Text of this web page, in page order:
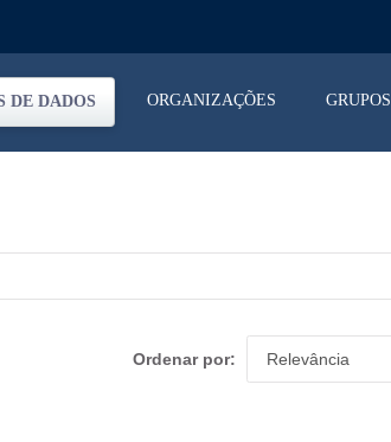
DE DADOS ORGANIZAÇÕES GRUPOS
Ordenar por